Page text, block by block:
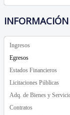
Ingresos
Egresos
Estados Financieros
Licitaciones Públicas
Adq. de Bienes y
Contratos